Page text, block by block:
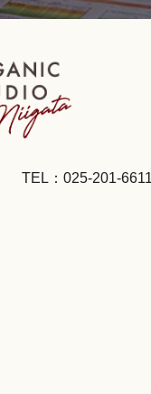
TEL：025-201-